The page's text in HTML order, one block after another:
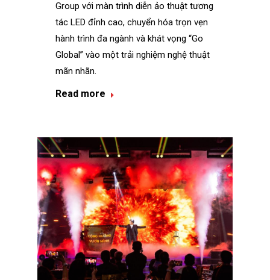
Group với màn trình diễn ảo thuật tương
tác LED đỉnh cao, chuyển hóa trọn vẹn
hành trình đa ngành và khát vọng “Go
Global” vào một trải nghiệm nghệ thuật
mãn nhãn.
Read more